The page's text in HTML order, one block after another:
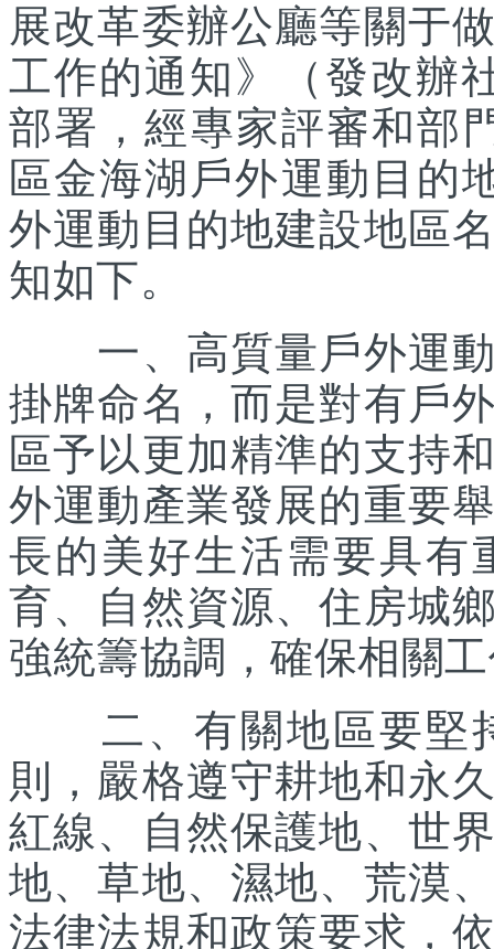
展改革委辦公廳等關于
工作的通知》（發改辦
部署，經專家評審和部
區金海湖戶外運動目的
外運動目的地建設地區
知如下。
一、高質量戶外運動
掛牌命名，而是對有戶
區予以更加精準的支持
外運動產業發展的重要
長的美好生活需要具有
育、自然資源、住房城
強統籌協調，確保相關
二、有關地區要堅
則，嚴格遵守耕地和永
紅線、自然保護地、世
地、草地、濕地、荒漠
法律法規和政策要求，